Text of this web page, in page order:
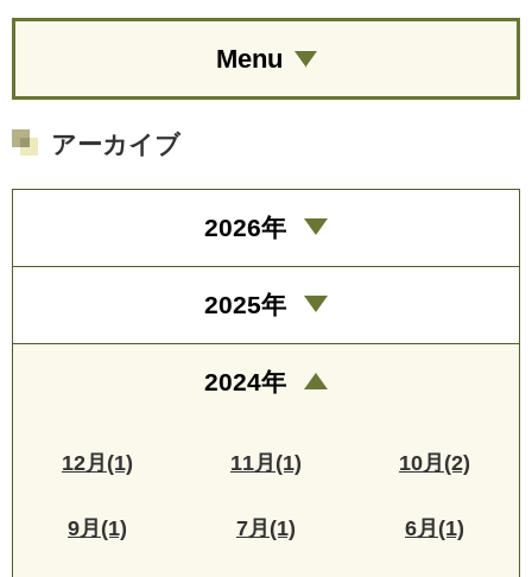
Menu
アーカイブ
2026年
2025年
2024年
12月(1) 11月(1) 10月(2)
9月(1) 7月(1) 6月(1)